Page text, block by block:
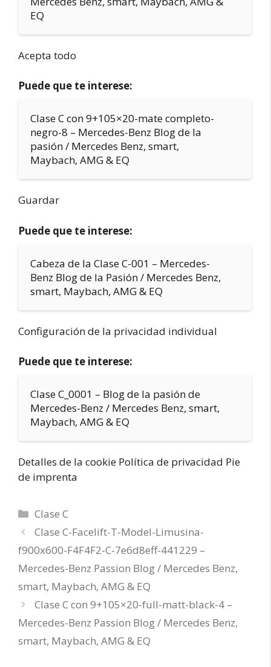
EQ
Acepta todo
Puede que te interese:
Clase C con 9+105×20-mate completo-
negro-8 – Mercedes-Benz Blog de la
pasión / Mercedes Benz, smart,
Maybach, AMG & EQ
Guardar
Puede que te interese:
Cabeza de la Clase C-001 – Mercedes-
Benz Blog de la Pasión / Mercedes Benz,
smart, Maybach, AMG & EQ
Configuración de la privacidad individual
Puede que te interese:
Clase C_0001 – Blog de la pasión de
Mercedes-Benz / Mercedes Benz, smart,
Maybach, AMG & EQ
Detalles de la cookie Política de privacidad Pie
de imprenta
Categorías
Clase C
Clase C-Facelift-T-Model-Limusina-
f900x600-F4F4F2-C-7e6d8eff-441229 –
Mercedes-Benz Passion Blog / Mercedes Benz,
smart, Maybach, AMG & EQ
Clase C con 9+105×20-full-matt-black-4 –
Mercedes-Benz Passion Blog / Mercedes Benz,
smart, Maybach, AMG & EQ